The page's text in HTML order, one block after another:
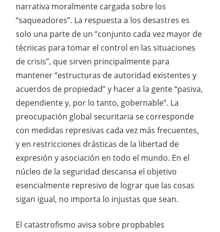
narrativa moralmente cargada sobre los
“saqueadores”. La respuesta a los desastres es
solo una parte de un “conjunto cada vez mayor de
técnicas para tomar el control en las situaciones
de crisis”, que sirven principalmente para
mantener “estructuras de autoridad existentes y
acuerdos de propiedad” y hacer a la gente “pasiva,
dependiente y, por lo tanto, gobernable”. La
preocupación global securitaria se corresponde
con medidas represivas cada vez más frecuentes,
y en restricciones drásticas de la libertad de
expresión y asociación en todo el mundo. En el
núcleo de la seguridad descansa el objetivo
esencialmente represivo de lograr que las cosas
sigan igual, no importa lo injustas que sean.
El catastrofismo avisa sobre propbables